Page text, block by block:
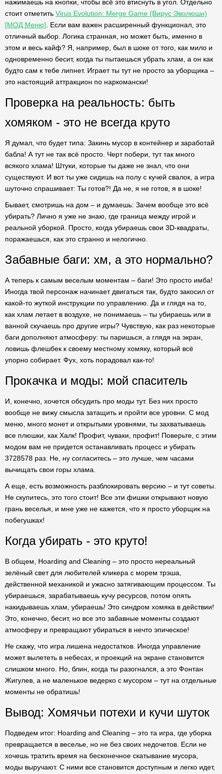
нажимаешь на кнопки, чтобы всё это втиснуть в угол. Отдельно
стоит отметить Virus Evolution: Merge Game (Вирус Эволюшн)
[МОД Меню] . Если вам важен расширенный функционал, это
отличный выбор. Логика странная, но может быть, именно в
этом и весь кайф? Я, например, был в шоке от того, как мило и
одновременно бесит, когда ты пытаешься убрать хлам, а он как
будто сам к тебе липнет. Играет ты тут не просто за уборщика –
это настоящий аттракцион по наркомански!
Проверка на реальность: быть
хомяком - это не всегда круто
Я думал, что будет типа: Закинь мусор в контейнер и заработай
бабла! А тут не так всё просто. Черт побери, тут так много
всякого хлама! Штуки, которые ты даже не знал, что они
существуют. И вот ты уже сидишь на полу с кучей свалок, а игра
шуточно спрашивает: Ты готов?! Да не, я не готов, я в шоке!
Бывает, смотришь на дом – и думаешь: Зачем вообще это всё
убирать? Лично я уже не знаю, где граница между игрой и
реальной уборкой. Просто, когда убираешь свои 3D-квадраты,
поражаешься, как это странно и нелогично.
Забавные баги: хм, а это нормально?
А теперь к самым веселым моментам – баги! Это просто имба!
Иногда твой персонаж начинает двигаться так, будто закосил от
какой-то жуткой инструкции по управлению. Да и глядя на то,
как хлам летает в воздухе, не понимаешь – ты убираешь или в
ванной скучаешь про другие игры? Чувствую, как раз некоторые
баги дополняют атмосферу: ты паришься, а глядя на экран,
ловишь флешбек к своему местному хомяку, который всё
упорно собирает. Фух, хоть порадовал как-то!
Прокачка и моды: мой спаситель
И, конечно, хочется обсудить про моды тут. Без них просто
вообще не вижу смысла затащить и пройти все уровни. С мод
меню, много монет и открытыми уровнями, ты захватываешь
все плюшки, как Халк! Профит, чуваки, профит! Поверьте, с этим
модом вам не придется останавливать процесс и убирать
3728578 раз. Не, ну согласитесь – это лучше, чем часами
вычищать свои горы хлама.
А еще, есть возможность разблокировать версию – и тут советы.
Не скупитесь, это того стоит! Все эти фишки открывают новую
грань веселья, и мне уже не кажется, что я просто уборщик на
побегушках!
Когда убирать - это круто!
В общем, Hoarding and Cleaning – это просто нереальный
зелёный свет для любителей кликера с морем трэша,
действенной механикой и ужасно затягивающим процессом. Ты
убираешься, зарабатываешь кучу ресурсов, потом опять
накидываешь хлам, убираешь! Это синдром хомяка в действии!
Это, конечно, бесит, но все это забавные моменты создают
атмосферу и превращают убираться в нечто эпическое!
Не скажу, что игра лишена недостатков. Иногда управление
может вылететь в небесах, и проекций на экране становится
слишком много. Но, блин, когда ты разогнался, а это Фонтан
Жигулев, а не маленькое ведерко с мусором – тут на отдельные
моменты не обратишь!
Вывод: Хомячьи потехи и кучи шуток
Подведем итог: Hoarding and Cleaning – это та игра, где уборка
превращается в веселье, но не без своих недочетов. Если не
хочешь тратить время на бесконечное скатывание мусора,
моды выручают. С ними все становится доступным и легко идет,